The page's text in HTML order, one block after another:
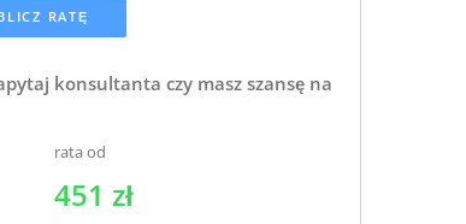
konsultanta czy masz szansę na
rata od
451 zł